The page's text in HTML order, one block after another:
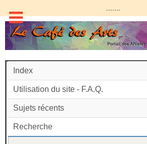
.......
Index
Utilisation du site - F.A.Q.
Sujets récents
Recherche